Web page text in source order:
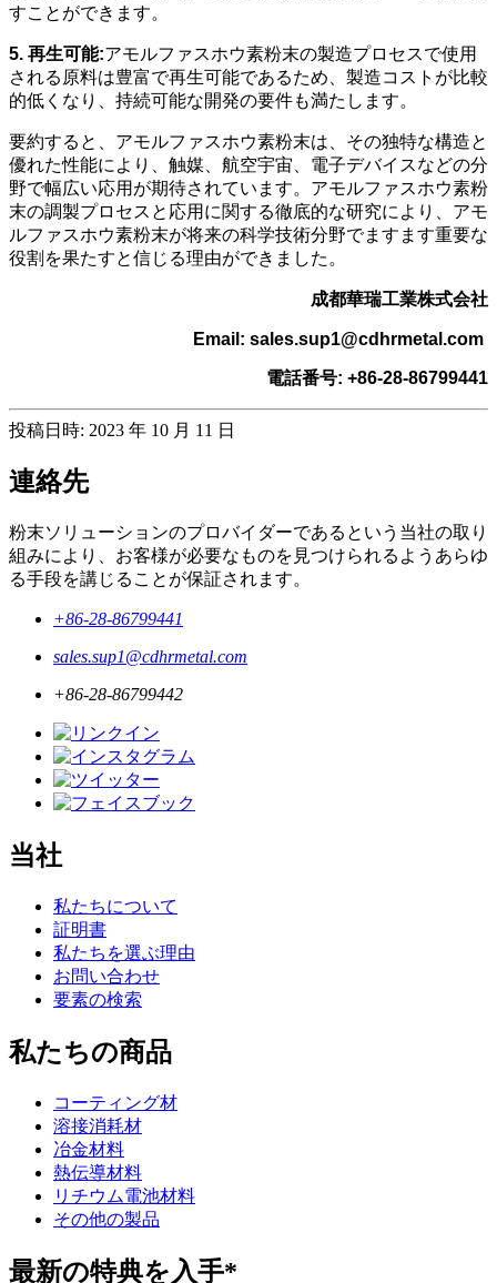
すことができます。
5. 再生可能:アモルファスホウ素粉末の製造プロセスで使用
される原料は豊富で再生可能であるため、製造コストが比較
的低くなり、持続可能な開発の要件も満たします。
要約すると、アモルファスホウ素粉末は、その独特な構造と
優れた性能により、触媒、航空宇宙、電子デバイスなどの分
野で幅広い応用が期待されています。アモルファスホウ素粉
末の調製プロセスと応用に関する徹底的な研究により、アモ
ルファスホウ素粉末が将来の科学技術分野でますます重要な
役割を果たすと信じる理由ができました。
成都華瑞工業株式会社
Email: sales.sup1@cdhrmetal.com
電話番号: +86-28-86799441
投稿日時: 2023 年 10 月 11 日
連絡先
粉末ソリューションのプロバイダーであるという当社の取り
組みにより、お客様が必要なものを見つけられるようあらゆ
る手段を講じることが保証されます。
+86-28-86799441
sales.sup1@cdhrmetal.com
+86-28-86799442
当社
私たちについて
証明書
私たちを選ぶ理由
お問い合わせ
要素の検索
私たちの商品
コーティング材
溶接消耗材
冶金材料
熱伝導材料
リチウム電池材料
その他の製品
最新の特典を入手*